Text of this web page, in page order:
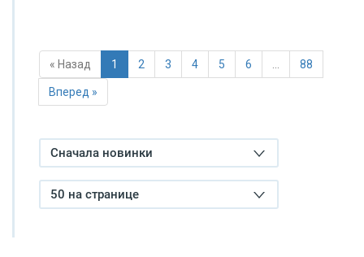
« Назад 1 2 3 4 5 6 … 88
Вперед »
Сначала новинки
50 на странице